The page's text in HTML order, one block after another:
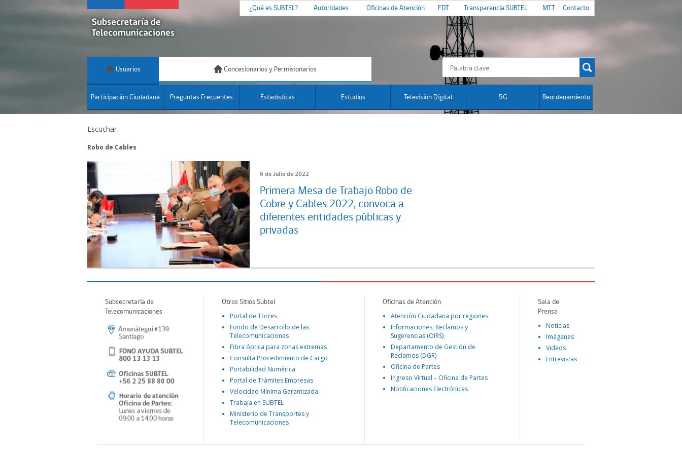
¿Qué es SUBTEL? Autoridades Oficinas de Atención FDT Transparencia SUBTEL MTT Contacto
Usuarios Concesionarios y Permisionarios
Participación Ciudadana Preguntas Frecuentes Estadísticas Estudios Televisión Digital 5G Reordenamiento
Escuchar
Robo de Cables
6 de Julio de 2022
Primera Mesa de Trabajo Robo de
Cobre y Cables 2022, convoca a
diferentes entidades públicas y
privadas
Subsecretaría de
Telecomunicaciones
Otros Sitios Subtel
Portal de Torres
Fondo de Desarrollo de las
Telecomunicaciones
Fibra óptica para zonas extremas
Consulta Procedimiento de Cargo
Portabilidad Numérica
Portal de Trámites Empresas
Velocidad Mínima Garantizada
Trabaja en SUBTEL
Ministerio de Transportes y
Telecomunicaciones
Oficinas de Atención
Atención Ciudadana por regiones
Informaciones, Reclamos y
Sugerencias (OIRS)
Departamento de Gestión de
Reclamos (DGR)
Oficina de Partes
Ingreso Virtual – Oficina de Partes
Notificaciones Electrónicas
Sala de
Prensa
Noticias
Imágenes
Videos
Entrevistas